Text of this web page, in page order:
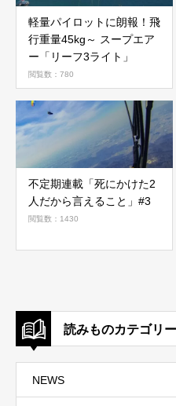
軽量パイロットに朗報！飛
行重量45kg～ スープエア
ー「リーフ3ライト」
閲覧数：780
不定期連載「死にかけた2
人だから言えること」#3
閲覧数：1430
読みものカテゴリー
NEWS